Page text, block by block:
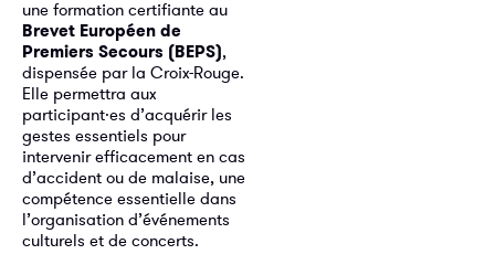
une formation certifiante au
Brevet Européen de
Premiers Secours (BEPS),
dispensée par la Croix-Rouge.
Elle permettra aux
participant·es d’acquérir les
gestes essentiels pour
intervenir efficacement en cas
d’accident ou de malaise, une
compétence essentielle dans
l’organisation d’événements
culturels et de concerts.